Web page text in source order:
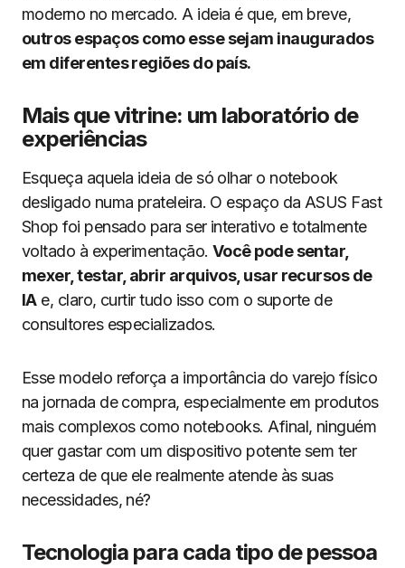
moderno no mercado. A ideia é que, em breve,
outros espaços como esse sejam inaugurados
em diferentes regiões do país.
Mais que vitrine: um laboratório de
experiências
Esqueça aquela ideia de só olhar o notebook
desligado numa prateleira. O espaço da ASUS Fast
Shop foi pensado para ser interativo e totalmente
voltado à experimentação. Você pode sentar,
mexer, testar, abrir arquivos, usar recursos de
IAe, claro, curtir tudo isso com o suporte de
consultores especializados.
Esse modelo reforça a importância do varejo físico
na jornada de compra, especialmente em produtos
mais complexos como notebooks. Afinal, ninguém
quer gastar com um dispositivo potente sem ter
certeza de que ele realmente atende às suas
necessidades, né?
Tecnologia para cada tipo de pessoa